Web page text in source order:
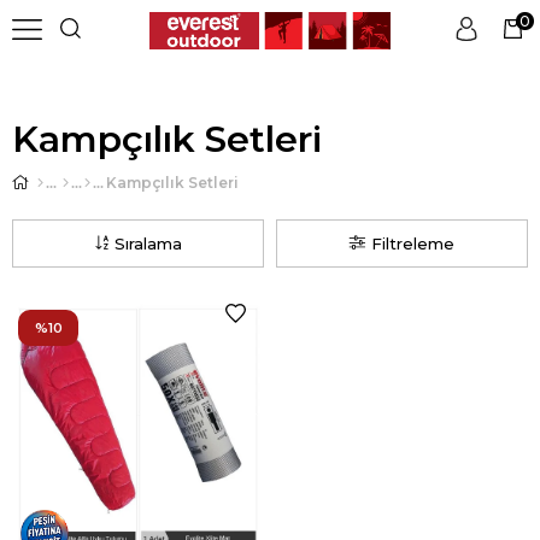
0
Kampçılık Setleri
Kampçılık Setleri
Filtreleme
Sıralama
%10